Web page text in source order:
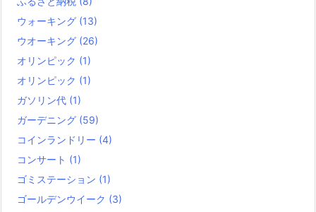
ウォーキング (13)
ウオーキング (26)
オリンピック (1)
オリンピック (1)
ガソリン代 (1)
ガーデニング (59)
コインランドリー (4)
コンサート (1)
ゴミステーション (1)
ゴールデンウイーク (3)